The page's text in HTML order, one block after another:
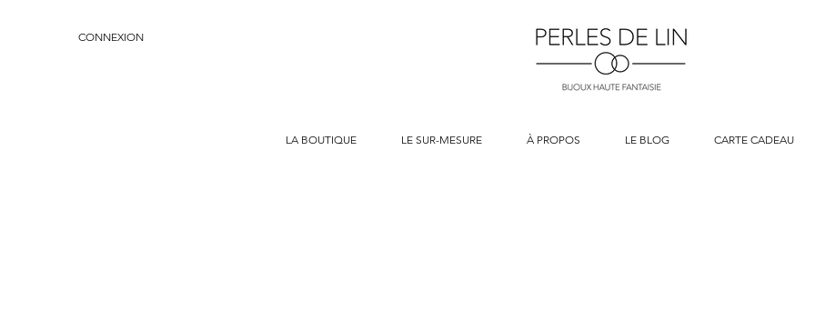
CONNEXION
LA BOUTIQUE LE SUR-MESURE À PROPOS LE BLOG CARTE CADEAU